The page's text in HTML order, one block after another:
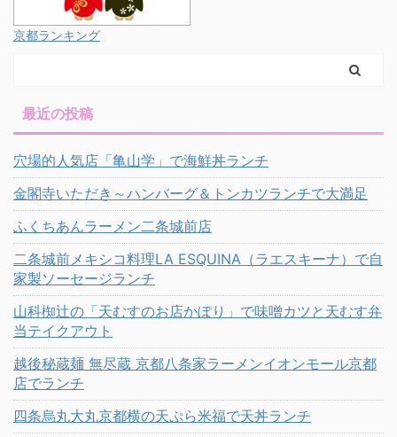
京都ランキング
最近の投稿
穴場的人気店「亀山学」で海鮮丼ランチ
金閣寺いただき～ハンバーグ＆トンカツランチで大満足
ふくちあんラーメン二条城前店
二条城前メキシコ料理LA ESQUINA（ラエスキーナ）で自
家製ソーセージランチ
山科椥辻の「天むすのお店かぽり」で味噌カツと天むす弁
当テイクアウト
越後秘蔵麺 無尽蔵 京都八条家ラーメンイオンモール京都
店でランチ
四条烏丸大丸京都横の天ぷら米福で天丼ランチ